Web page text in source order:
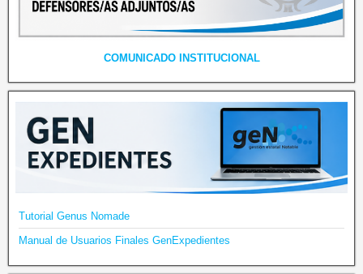
COMUNICADO INSTITUCIONAL
Tutorial Genus Nomade
Manual de Usuarios Finales GenExpedientes